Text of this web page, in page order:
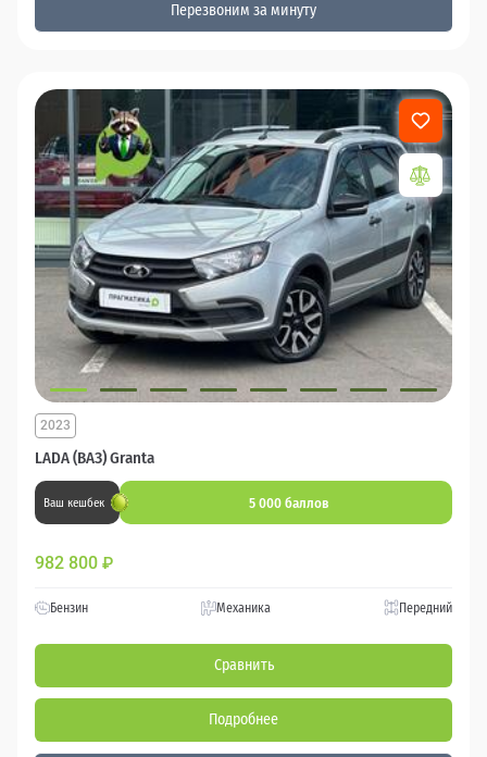
Перезвоним за минуту
LADA (ВАЗ) Granta
2023
Ваш кешбек 5 000 баллов
982 800 ₽
Бензин Механика Передний
Сравнить
Подробнее